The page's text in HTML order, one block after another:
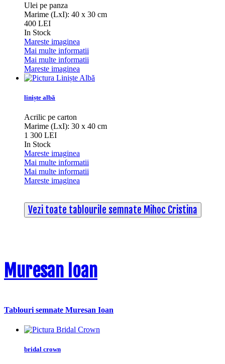
Ulei pe panza
Marime (LxI): 40 x 30 cm
400 LEI
In Stock
Mareste imaginea
Mai multe informatii
Mai multe informatii
Mareste imaginea
liniște albă
Acrilic pe carton
Marime (LxI): 30 x 40 cm
1 300 LEI
In Stock
Mareste imaginea
Mai multe informatii
Mai multe informatii
Mareste imaginea
Vezi toate tablourile semnate Mihoc Cristina
Muresan Ioan
Tablouri semnate Muresan Ioan
bridal crown